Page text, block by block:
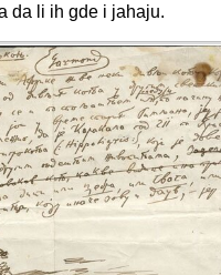
da li ih gde i jahaju.